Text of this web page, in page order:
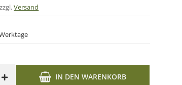
Versand
IN DEN WARENKORB